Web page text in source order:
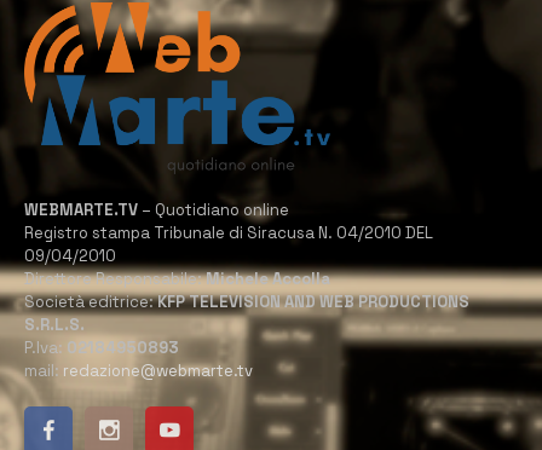
WEBMARTE.TV – Quotidiano online
Registro stampa Tribunale di Siracusa N. 04/2010 DEL
09/04/2010
Direttore Responsabile:Michele Accolla
Società editrice:KFP TELEVISION AND WEB PRODUCTIONS
S.R.L.S.
P.Iva: 02184950893
mail: redazione@webmarte.tv